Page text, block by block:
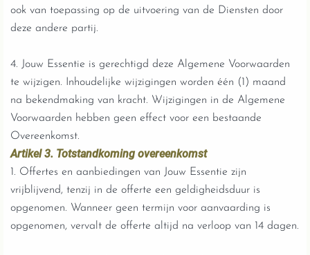
ook van toepassing op de uitvoering van de Diensten door
deze andere partij.
4. Jouw Essentie is gerechtigd deze Algemene Voorwaarden
te wijzigen. Inhoudelijke wijzigingen worden één (1) maand
na bekendmaking van kracht. Wijzigingen in de Algemene
Voorwaarden hebben geen effect voor een bestaande
Overeenkomst.
Artikel 3. Totstandkoming overeenkomst
1. Offertes en aanbiedingen van Jouw Essentie zijn
vrijblijvend, tenzij in de offerte een geldigheidsduur is
opgenomen. Wanneer geen termijn voor aanvaarding is
opgenomen, vervalt de offerte altijd na verloop van 14 dagen.